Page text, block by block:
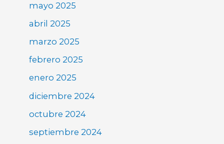
mayo 2025
abril 2025
marzo 2025
febrero 2025
enero 2025
diciembre 2024
octubre 2024
septiembre 2024